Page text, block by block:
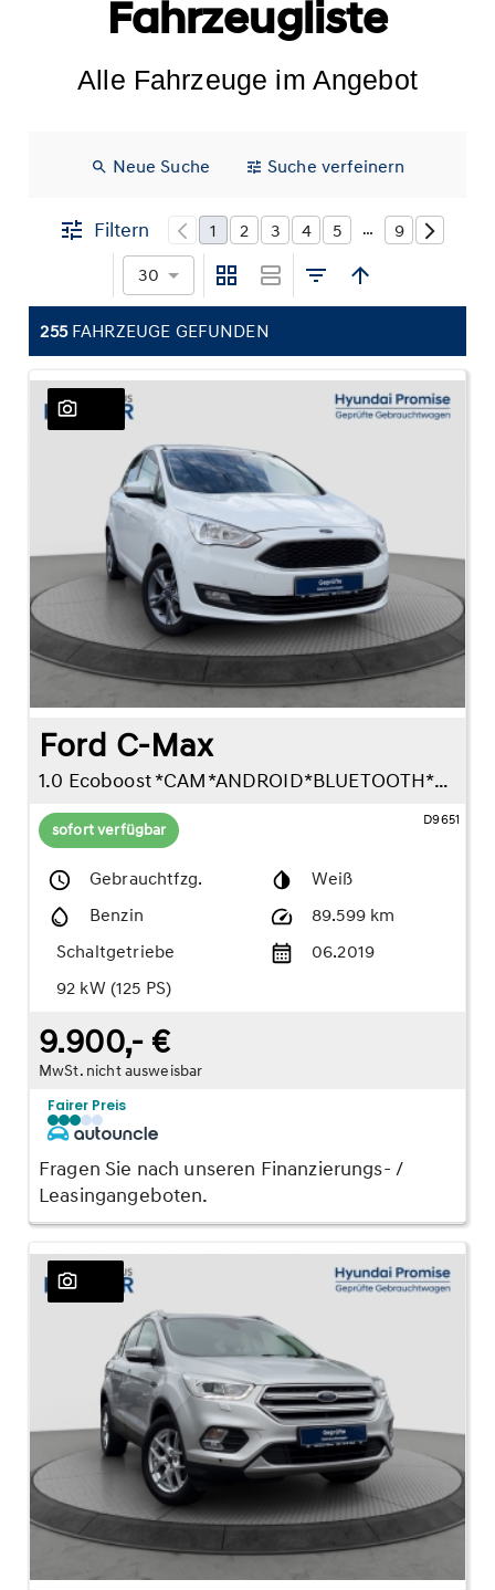
Fahrzeugliste
Alle Fahrzeuge im Angebot
Neue Suche Suche verfeinern
Filtern 1 2 3 4 5 … 9
30
255 FAHRZEUGE GEFUNDEN
Ford C-Max
1.0 Ecoboost *CAM*ANDROID*BLUETOOTH*SITZHZG*
sofort verfügbar
D9651
Gebrauchtfzg.
Weiß
Benzin
89.599 km
Schaltgetriebe
06.2019
92 kW (125 PS)
9.900,- €
MwSt. nicht ausweisbar
Fairer Preis
Fragen Sie nach unseren Finanzierungs- /
Leasingangeboten.